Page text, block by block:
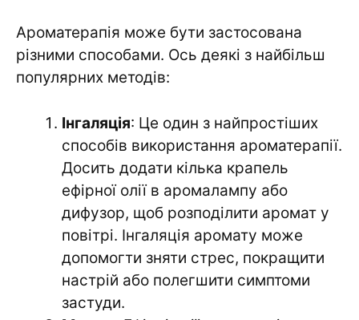
Ароматерапія може бути застосована
різними способами. Ось деякі з найбільш
популярних методів:
Інгаляція: Це один з найпростіших
способів використання ароматерапії.
Досить додати кілька крапель
ефірної олії в аромалампу або
дифузор, щоб розподілити аромат у
повітрі. Інгаляція аромату може
допомогти зняти стрес, покращити
настрій або полегшити симптоми
застуди.